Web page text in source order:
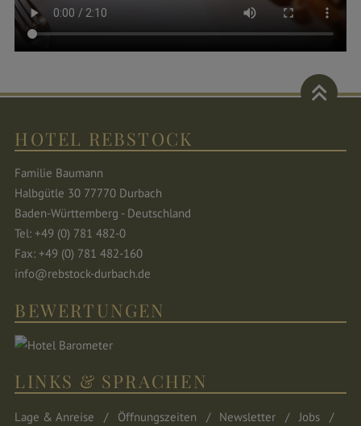
HOTEL REBSTOCK
Familie Baumann
Halbgütle 30 77770 Durbach
Baden-Württemberg - Deutschland
Tel: +49 (0) 781 482-0
Fax: +49 (0) 781 482-160
info@rebstock-durbach.de
BEWERTUNGEN
LINKS & SPRACHEN
Lage & Anreise Öffnungszeiten Newsletter
Jobs